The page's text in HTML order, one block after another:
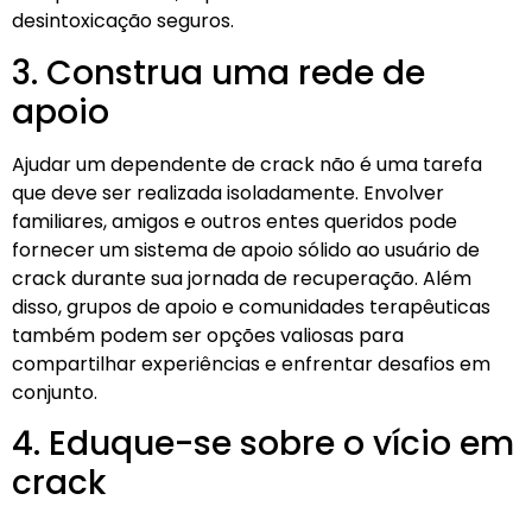
desintoxicação seguros.
3. Construa uma rede de
apoio
Ajudar um dependente de crack não é uma tarefa
que deve ser realizada isoladamente. Envolver
familiares, amigos e outros entes queridos pode
fornecer um sistema de apoio sólido ao usuário de
crack durante sua jornada de recuperação. Além
disso, grupos de apoio e comunidades terapêuticas
também podem ser opções valiosas para
compartilhar experiências e enfrentar desafios em
conjunto.
4. Eduque-se sobre o vício em
crack